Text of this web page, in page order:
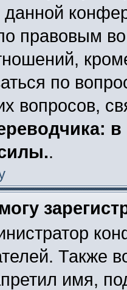
правовым
по
вопросов,
.
Также
имя,